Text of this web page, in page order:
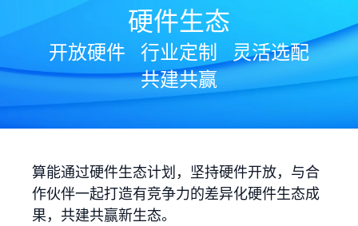
硬件生态
开放硬件 行业定制
灵活选配
共建共赢
算能通过硬件生态计划，坚持硬件开放，与合
作伙伴一起打造有竞争力的差异化硬件生态成
果，共建共赢新生态。